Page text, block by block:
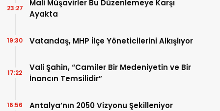
Mali Müşavirler Bu Düzenlemeye Karşı
Ayakta
23:27
Vatandaş, MHP İlçe Yöneticilerini Alkışlıyor
19:30
Vali Şahin, “Camiler Bir Medeniyetin ve Bir
İnancın Temsilidir”
17:22
Antalya’nın 2050 Vizyonu Şekilleniyor
16:56